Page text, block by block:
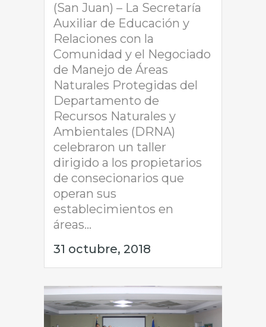
(San Juan) – La Secretaría
Auxiliar de Educación y
Relaciones con la
Comunidad y el Negociado
de Manejo de Áreas
Naturales Protegidas del
Departamento de
Recursos Naturales y
Ambientales (DRNA)
celebraron un taller
dirigido a los propietarios
de consecionarios que
operan sus
establecimientos en
áreas...
31 octubre, 2018